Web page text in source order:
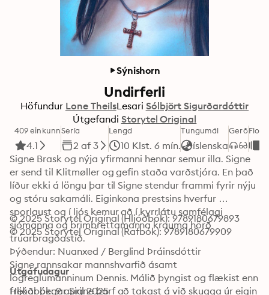
Sýnishorn
Undirferli
Höfundur Lone TheilsLesari Sólbjört Sigurðardóttir
Útgefandi Storytel Original
409 einkunn
4.1
Sería
2 af 3
Lengd
10 Klst. 6 mín.
Tungumál
íslenska
Gerð
Signe Brask og nýja yfirmanni hennar semur illa. Signe
er send til Klitmøller og gefin staða varðstjóra. En það
líður ekki á löngu þar til Signe stendur frammi fyrir nýju
og stóru sakamáli. Eiginkona prestsins hverfur
sporlaust og í ljós kemur að í kyrrlátu samfélagi
sjómanna og brimbrettamanna krauma hörð
trúarbragðastíð.
Signe rannsakar mannshvarfið ásamt
lögreglumanninum Dennis. Málið þyngist og flækist enn
frekar þegar Signe þarf að takast á við skugga úr eigin
© 2025 Storytel Original (Hljóðbók): 9789180679893
© 2025 Storytel Original (Rafbók): 9789180679909
Þýðendur: Nuanxed / Berglind Þráinsdóttir
Útgáfudagur
Hljóðbók: 9 april 2025